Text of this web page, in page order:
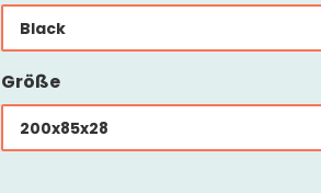
Black
Größe
200x85x28